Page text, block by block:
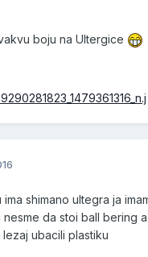
boju na Ultergice
ima shimano ultegra ja
nesme da stoi ball bering
ubacili plastiku